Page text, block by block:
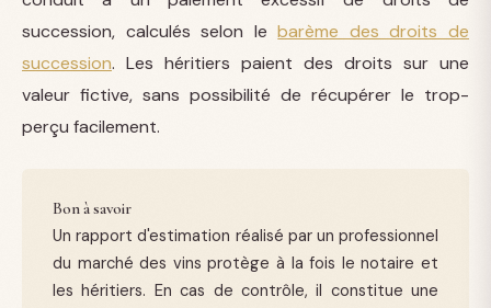
succession, calculés selon lebarème des droits de
succession. Les héritiers paient des droits sur une
valeur fictive, sans possibilité de récupérer le trop-
perçu facilement.
Bon à savoir
Un rapport d'estimation réalisé par un professionnel
du marché des vins protège à la fois le notaire et
les héritiers. En cas de contrôle, il constitue une